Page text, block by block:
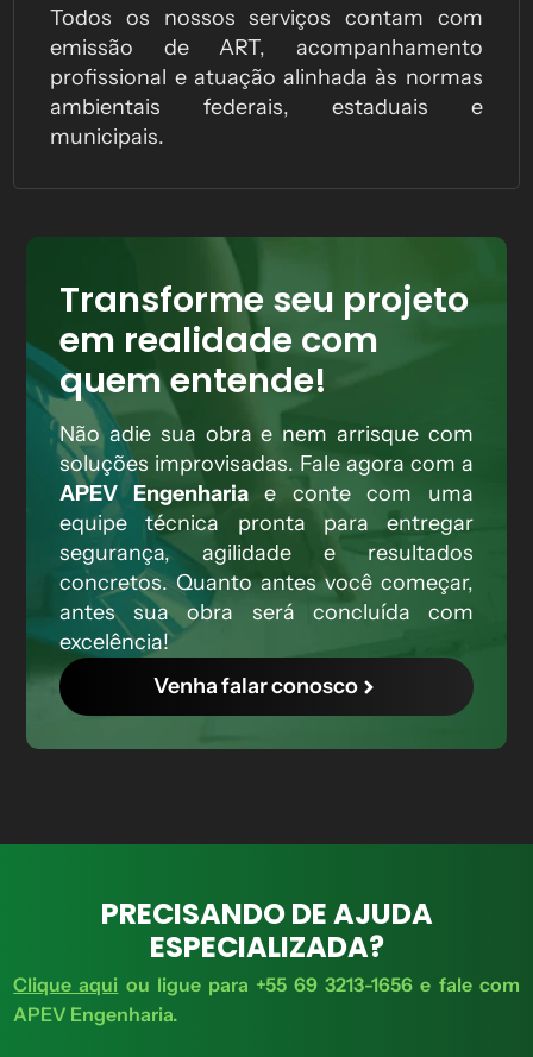
Todos os nossos serviços contam com
emissão de ART, acompanhamento
profissional e atuação alinhada às normas
ambientais federais, estaduais e
municipais.
Transforme seu projeto
em realidade com
quem entende!
Não adie sua obra e nem arrisque com
soluções improvisadas. Fale agora com a
APEV Engenhariae conte com uma
equipe técnica pronta para entregar
segurança, agilidade e resultados
concretos. Quanto antes você começar,
antes sua obra será concluída com
excelência!
Venha falar conosco
PRECISANDO DE AJUDA
ESPECIALIZADA?
Clique aqui ou ligue para +55 69 3213-1656 e fale com
APEV Engenharia.